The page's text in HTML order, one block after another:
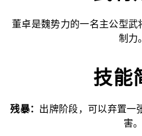
董卓是魏势力的一名主公型
制力。
技能
残暴： 出牌阶段，可以弃置一
害。